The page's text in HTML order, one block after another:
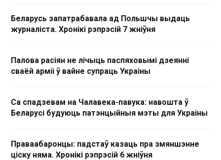
Беларусь запатрабавала ад Польшчы выдаць
журналіста. Хронікі рэпрэсій 7 жніўня
Палова расіян не лічыць паспяховымі дзеянні
сваёй арміі ў вайне супраць Украіны
Са спадзевам на Чалавека-павука: навошта ў
Беларусі будуюць патэнцыйныя мэты для Украіны
Праваабаронцы: падстаў казаць пра змяншэнне
ціску няма. Хронікі рэпрэсій 6 жніўня